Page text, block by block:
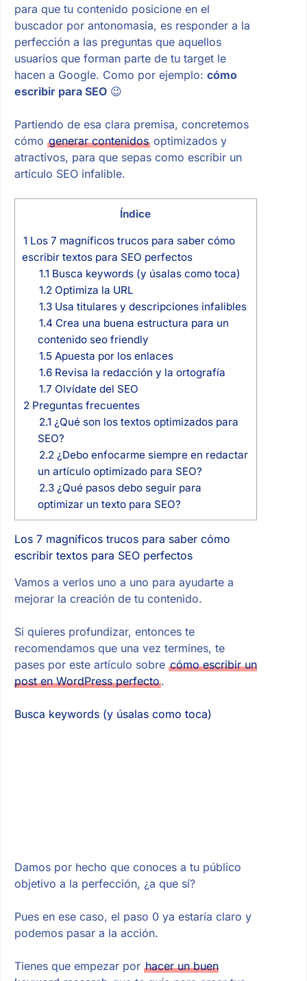
para que tu contenido posicione en el
buscador por antonomasia, es responder a la
perfección a las preguntas que aquellos
usuarios que forman parte de tu target le
hacen a Google. Como por ejemplo: cómo
escribir para SEO😉
Partiendo de esa clara premisa, concretemos
cómo generar contenidosoptimizados y
atractivos, para que sepas como escribir un
artículo SEO infalible.
Índice
1 Los 7 magníficos trucos para saber cómo
escribir textos para SEO perfectos
1.1 Busca keywords (y úsalas como toca)
1.2Optimiza la URL
1.3Usa titulares y descripciones infalibles
1.4 Crea una buena estructura para un
contenido seo friendly
1.5 Apuesta por los enlaces
1.6Revisa la redacción y la ortografía
1.7 Olvídate del SEO
2Preguntas frecuentes
2.1 ¿Qué son los textos optimizados para
SEO?
2.2¿Debo enfocarme siempre en redactar
un artículo optimizado para SEO?
2.3¿Qué pasos debo seguir para
optimizar un texto para SEO?
Los 7 magníficos trucos para saber cómo
escribir textos para SEO perfectos
Vamos a verlos uno a uno para ayudarte a
mejorar la creación de tu contenido.
Si quieres profundizar, entonces te
recomendamos que una vez termines, te
pases por este artículo sobre cómo escribir un
post en WordPress perfecto.
Busca keywords (y úsalas como toca)
Damos por hecho que conoces a tu público
objetivo a la perfección, ¿a que sí?
Pues en ese caso, el paso 0 ya estaría claro y
podemos pasar a la acción.
Tienes que empezar por hacer un buen